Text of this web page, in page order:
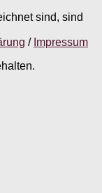
sind, sind
/ Impressum